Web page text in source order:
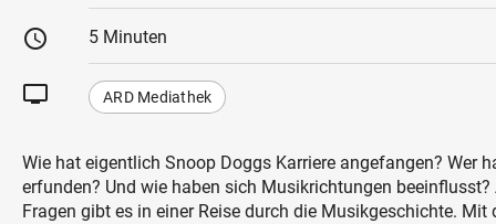
schedule 5 Minuten
tv ARD Mediathek
Wie hat eigentlich Snoop Doggs Karriere angefangen? Wer
erfunden? Und wie haben sich Musikrichtungen
Fragen gibt es in einer Reise durch die Musikgeschichte. Mit